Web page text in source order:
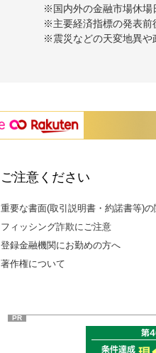
※国内外の金融市場休場
※主要経済指標の発表前
※震災などの天変地異や
ご注意ください
重要な書面(取引説明書・約諾書等)
フィッシング詐欺にご注意
登録金融機関にお勤めの方へ
著作権について
PR